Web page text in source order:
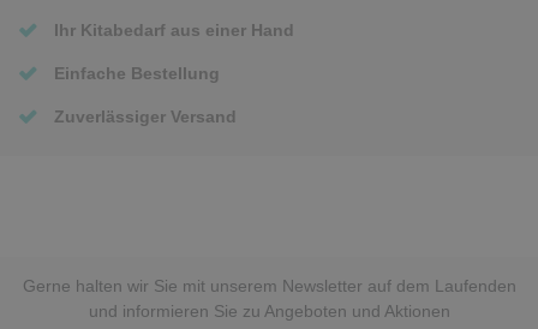
Ihr Kitabedarf aus einer Hand
Einfache Bestellung
Zuverlässiger Versand
Gerne halten wir Sie mit unserem Newsletter auf dem Laufenden
und informieren Sie zu Angeboten und Aktionen